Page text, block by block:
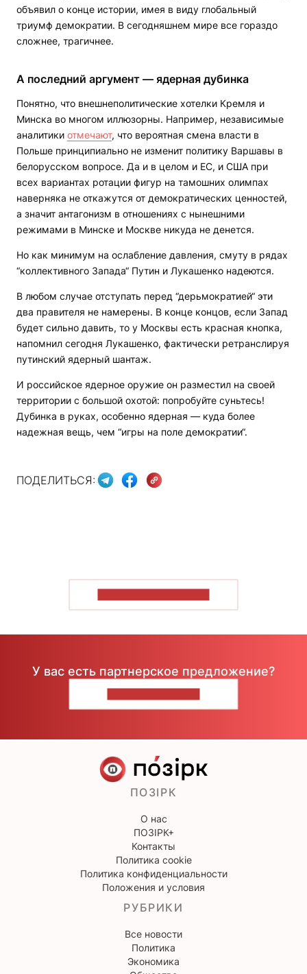
объявил о конце истории, имея в виду глобальный
триумф демократии. В сегодняшнем мире все гораздо
сложнее, трагичнее.
А последний аргумент — ядерная дубинка
Понятно, что внешнеполитические хотелки Кремля и
Минска во многом иллюзорны. Например, независимые
аналитики отмечают, что вероятная смена власти в
Польше принципиально не изменит политику Варшавы в
белорусском вопросе. Да и в целом и ЕС, и США при
всех вариантах ротации фигур на тамошних олимпах
наверняка не откажутся от демократических ценностей,
а значит антагонизм в отношениях с нынешними
режимами в Минске и Москве никуда не денется.
Но как минимум на ослабление давления, смуту в рядах
“коллективного Запада“ Путин и Лукашенко надеются.
В любом случае отступать перед “дерьмократией“ эти
два правителя не намерены. В конце концов, если Запад
будет сильно давить, то у Москвы есть красная кнопка,
напомнил сегодня Лукашенко, фактически ретранслируя
путинский ядерный шантаж.
И российское ядерное оружие он разместил на своей
территории с большой охотой: попробуйте суньтесь!
Дубинка в руках, особенно ядерная — куда более
надежная вещь, чем “игры на поле демократии“.
ПОДЕЛИТЬСЯ:
У вас есть партнерское предложение?
ПОЗІРК
О нас
ПОЗІРК+
Контакты
Политика cookie
Политика конфиденциальности
Положения и условия
РУБРИКИ
Все новости
Политика
Экономика